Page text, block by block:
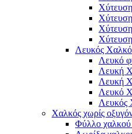
Λευκός
Λευκό
Λευκή
Λευκή
Λευκό
Λευκός
Χαλκός χωρίς
Φύλλο χαλκού